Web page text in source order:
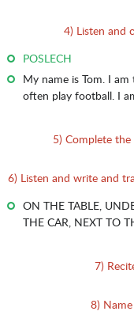
4) Listen and
POSLECH
My name is Tom. I
often play football. I
5) Complete the
6) Listen and write and
ON THE TABLE,
THE CAR, NEXT TO
7)
8)